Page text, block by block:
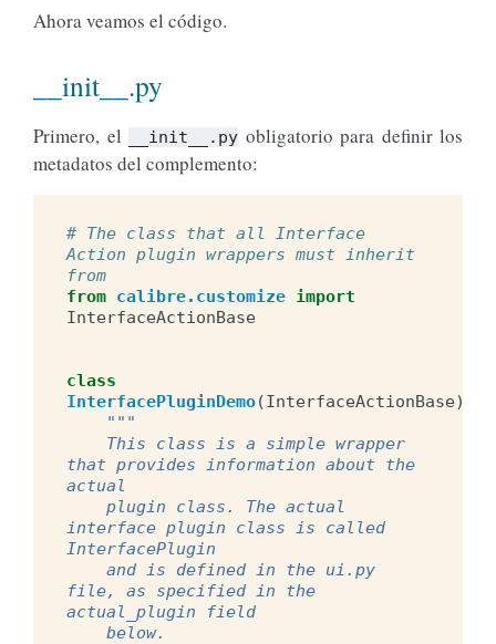
Ahora veamos el código.
__init__.py
Primero, el __init__.py obligatorio para definir los
metadatos del complemento:
# The class that all Interface
Action plugin wrappers must inherit
from
from calibre.customize import
InterfaceActionBase
class
InterfacePluginDemo(InterfaceActionBase):
"""
that provides information about the
actual
interface plugin class is called
InterfacePlugin
file, as specified in the
actual_plugin field
    below.